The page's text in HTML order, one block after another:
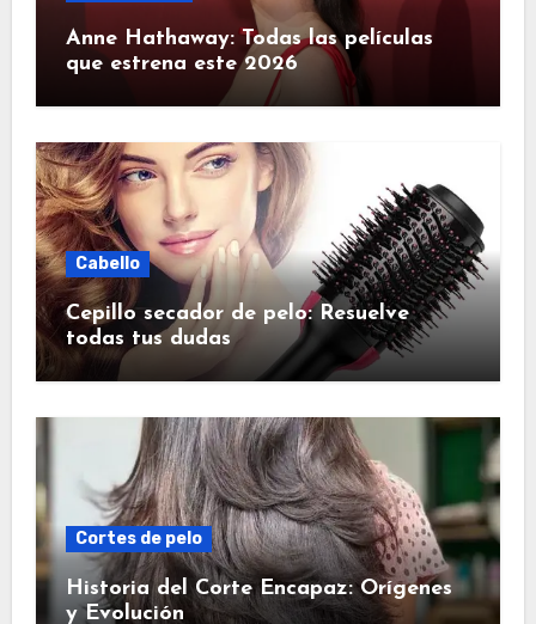
Anne Hathaway: Todas las películas
que estrena este 2026
Cabello
Cepillo secador de pelo: Resuelve
todas tus dudas
Cortes de pelo
Historia del Corte Encapaz: Orígenes
y Evolución